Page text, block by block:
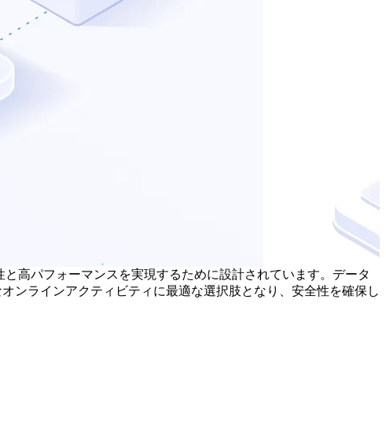
と高パフォーマンスを実現するために設計されています。データ
ンラインアクティビティに最適な選択肢となり、安全性を確保し